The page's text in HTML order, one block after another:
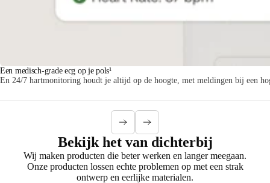
Een medisch-grade ecg op je pols¹
En 24/7 hartmonitoring houdt je altijd op de hoogte, met meldingen bij een
Bekijk het van dichterbij
Wij maken producten die beter werken en langer meegaan.
Onze producten lossen echte problemen op met een strak
ontwerp en eerlijke materialen.